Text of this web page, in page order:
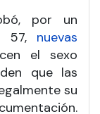
por un
57, nuevas
el sexo
que las
su